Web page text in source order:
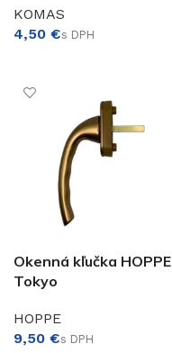
KOMAS
€
Okenná kľučka HOPPE
Tokyo
HOPPE
€